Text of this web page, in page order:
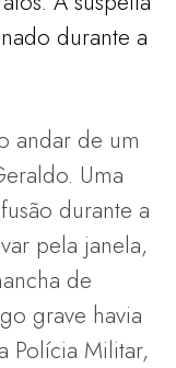
durante a
andar de um
Uma
durante a
pela janela,
de
grave havia
Polícia Militar,